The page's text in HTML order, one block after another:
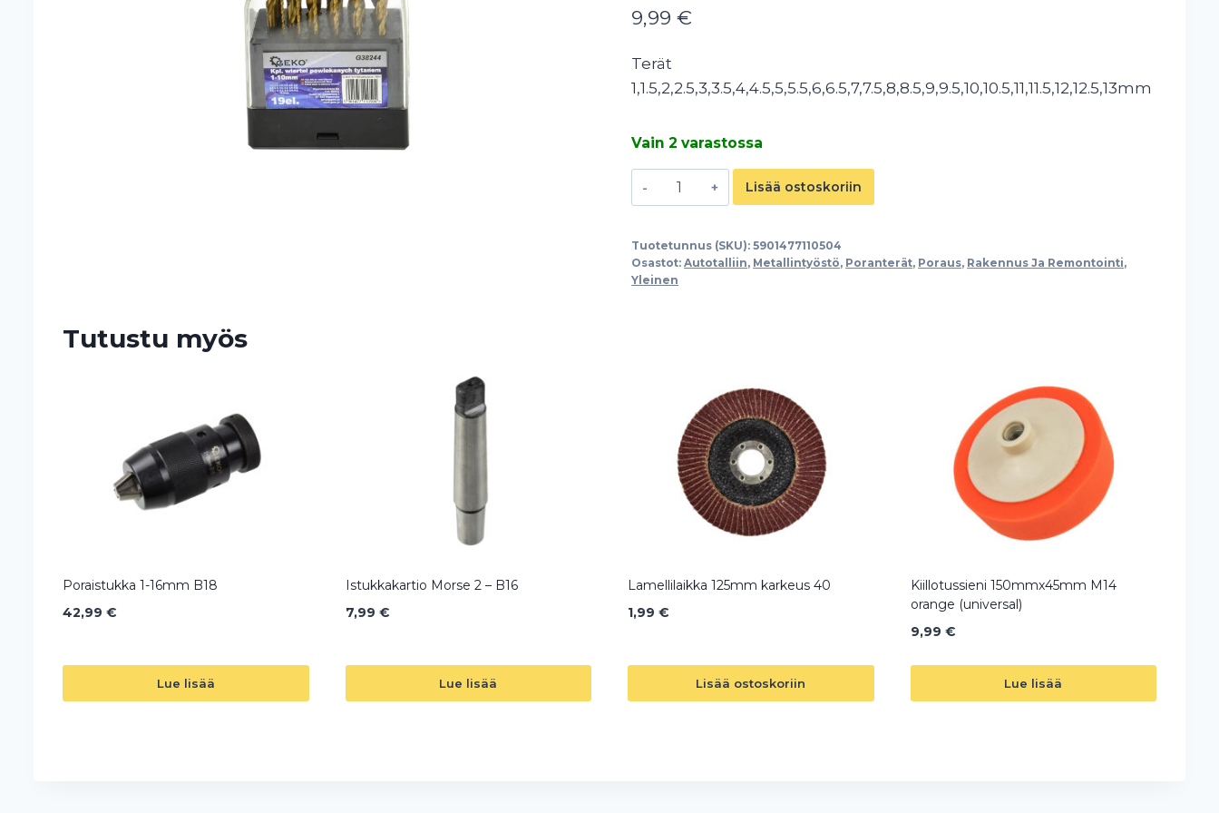
9,99€
Terät
1,1.5,2,2.5,3,3.5,4,4.5,5,5.5,6,6.5,7,7.5,8,8.5,9,9.5,10,10.5,11,11.5,12,12.5,13mm
Vain 2 varastossa
HSS-
titaanipäällystetty
metallille
1-
Lisää ostoskoriin
Tuotetunnus (SKU):5901477110504
Osastot:Autotalliin, Metallintyöstö, Poranterät, Poraus, Rakennus Ja Remontointi,
Yleinen
Tutustu myös
Poraistukka 1-16mm B18
42,99 €
Lue lisää
Istukkakartio Morse 2 – B16
7,99 €
Lue lisää
Lamellilaikka 125mm karkeus 40
1,99 €
Lisää ostoskoriin
Kiillotussieni 150mmx45mm M14
orange (universal)
9,99 €
Lue lisää